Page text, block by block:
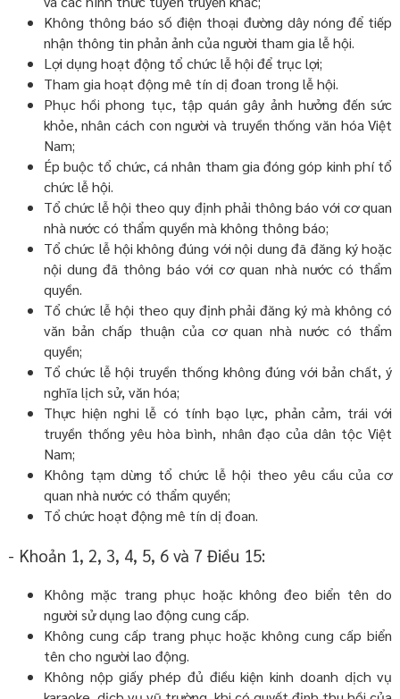
Không thông báo số điện thoại đường dây nóng để tiếp
nhận thông tin phản ảnh của người tham gia lễ hội.
Lợi dụng hoạt động tổ chức lễ hội để trục lợi;
Tham gia hoạt động mê tín dị đoan trong lễ hội.
Phục hồi phong tục, tập quán gây ảnh hưởng đến sức
khỏe, nhân cách con người và truyền thống văn hóa Việt
Nam;
Ép buộc tổ chức, cá nhân tham gia đóng góp kinh phí tổ
chức lễ hội.
Tổ chức lễ hội theo quy định phải thông báo với cơ quan
nhà nước có thẩm quyền mà không thông báo;
Tổ chức lễ hội không đúng với nội dung đã đăng ký hoặc
nội dung đã thông báo với cơ quan nhà nước có thẩm
quyền.
Tổ chức lễ hội theo quy định phải đăng ký mà không có
văn bản chấp thuận của cơ quan nhà nước có thẩm
quyền;
Tổ chức lễ hội truyền thống không đúng với bản chất, ý
nghĩa lịch sử, văn hóa;
Thực hiện nghi lễ có tính bạo lực, phản cảm, trái với
truyền thống yêu hòa bình, nhân đạo của dân tộc Việt
Nam;
Không tạm dừng tổ chức lễ hội theo yêu cầu của cơ
quan nhà nước có thẩm quyền;
Tổ chức hoạt động mê tín dị đoan.
- Khoản 1, 2, 3, 4, 5, 6 và 7 Điều 15:
Không mặc trang phục hoặc không đeo biển tên do
người sử dụng lao động cung cấp.
Không cung cấp trang phục hoặc không cung cấp biển
tên cho người lao động.
Không nộp giấy phép đủ điều kiện kinh doanh dịch vụ